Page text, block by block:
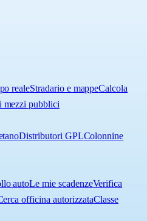
realeStradario e mappeCalcola
mezzi pubblici
Distributori GPLColonnine
autoLe mie scadenzeVerifica
officina autorizzataClasse